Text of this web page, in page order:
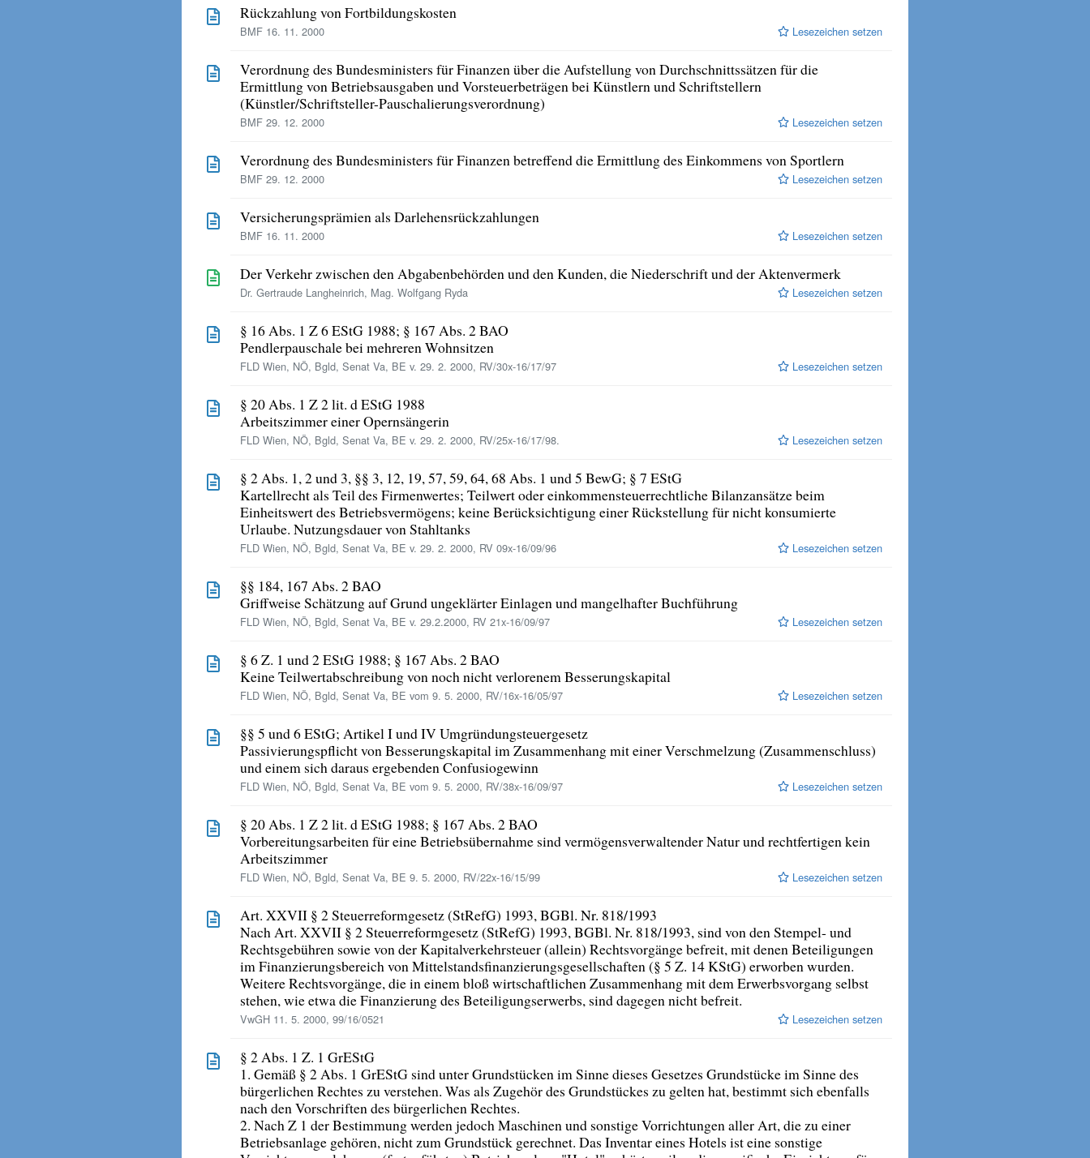
Rückzahlung von Fortbildungskosten
BMF 16. 11. 2000 Lesezeichen setzen
Verordnung des Bundesministers für Finanzen über die Aufstellung von Durchschnittssätzen für die
Ermittlung von Betriebsausgaben und Vorsteuerbeträgen bei Künstlern und Schriftstellern
(Künstler/Schriftsteller-Pauschalierungsverordnung)
BMF 29. 12. 2000 Lesezeichen setzen
Verordnung des Bundesministers für Finanzen betreffend die Ermittlung des Einkommens von Sportlern
BMF 29. 12. 2000 Lesezeichen setzen
Versicherungsprämien als Darlehensrückzahlungen
BMF 16. 11. 2000 Lesezeichen setzen
Der Verkehr zwischen den Abgabenbehörden und den Kunden, die Niederschrift und der Aktenvermerk
Dr. Gertraude Langheinrich, Mag. Wolfgang Ryda Lesezeichen setzen
§ 16 Abs. 1 Z 6 EStG 1988; § 167 Abs. 2 BAO
Pendlerpauschale bei mehreren Wohnsitzen
FLD Wien, NÖ, Bgld, Senat Va, BE v. 29. 2. 2000, RV/30x-16/17/97 Lesezeichen setzen
§ 20 Abs. 1 Z 2 lit. d EStG 1988
Arbeitszimmer einer Opernsängerin
FLD Wien, NÖ, Bgld, Senat Va, BE v. 29. 2. 2000, RV/25x-16/17/98. Lesezeichen setzen
§ 2 Abs. 1, 2 und 3, §§ 3, 12, 19, 57, 59, 64, 68 Abs. 1 und 5 BewG; § 7 EStG
Kartellrecht als Teil des Firmenwertes; Teilwert oder einkommensteuerrechtliche Bilanzansätze beim
Einheitswert des Betriebsvermögens; keine Berücksichtigung einer Rückstellung für nicht konsumierte
Urlaube. Nutzungsdauer von Stahltanks
FLD Wien, NÖ, Bgld, Senat Va, BE v. 29. 2. 2000, RV 09x-16/09/96 Lesezeichen setzen
§§ 184, 167 Abs. 2 BAO
Griffweise Schätzung auf Grund ungeklärter Einlagen und mangelhafter Buchführung
FLD Wien, NÖ, Bgld, Senat Va, BE v. 29.2.2000, RV 21x-16/09/97 Lesezeichen setzen
§ 6 Z. 1 und 2 EStG 1988; § 167 Abs. 2 BAO
Keine Teilwertabschreibung von noch nicht verlorenem Besserungskapital
FLD Wien, NÖ, Bgld, Senat Va, BE vom 9. 5. 2000, RV/16x-16/05/97 Lesezeichen setzen
§§ 5 und 6 EStG; Artikel I und IV Umgründungsteuergesetz
Passivierungspflicht von Besserungskapital im Zusammenhang mit einer Verschmelzung (Zusammenschluss)
und einem sich daraus ergebenden Confusiogewinn
FLD Wien, NÖ, Bgld, Senat Va, BE vom 9. 5. 2000, RV/38x-16/09/97 Lesezeichen setzen
§ 20 Abs. 1 Z 2 lit. d EStG 1988; § 167 Abs. 2 BAO
Vorbereitungsarbeiten für eine Betriebsübernahme sind vermögensverwaltender Natur und rechtfertigen kein
Arbeitszimmer
FLD Wien, NÖ, Bgld, Senat Va, BE 9. 5. 2000, RV/22x-16/15/99 Lesezeichen setzen
Art. XXVII § 2 Steuerreformgesetz (StRefG) 1993, BGBl. Nr. 818/1993
Nach Art. XXVII § 2 Steuerreformgesetz (StRefG) 1993, BGBl. Nr. 818/1993, sind von den Stempel- und
Rechtsgebühren sowie von der Kapitalverkehrsteuer (allein) Rechtsvorgänge befreit, mit denen Beteiligungen
im Finanzierungsbereich von Mittelstandsfinanzierungsgesellschaften (§ 5 Z. 14 KStG) erworben wurden.
Weitere Rechtsvorgänge, die in einem bloß wirtschaftlichen Zusammenhang mit dem Erwerbsvorgang selbst
stehen, wie etwa die Finanzierung des Beteiligungserwerbs, sind dagegen nicht befreit.
VwGH 11. 5. 2000, 99/16/0521 Lesezeichen setzen
§ 2 Abs. 1 Z. 1 GrEStG
1. Gemäß § 2 Abs. 1 GrEStG sind unter Grundstücken im Sinne dieses Gesetzes Grundstücke im Sinne des
bürgerlichen Rechtes zu verstehen. Was als Zugehör des Grundstückes zu gelten hat, bestimmt sich ebenfalls
nach den Vorschriften des bürgerlichen Rechtes.
2. Nach Z 1 der Bestimmung werden jedoch Maschinen und sonstige Vorrichtungen aller Art, die zu einer
Betriebsanlage gehören, nicht zum Grundstück gerechnet. Das Inventar eines Hotels ist eine sonstige